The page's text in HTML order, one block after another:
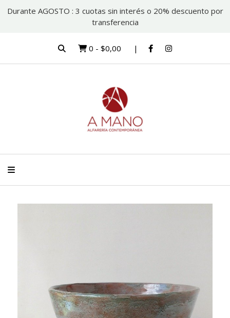
Durante AGOSTO : 3 cuotas sin interés o 20% descuento por
transferencia
0 - $0,00